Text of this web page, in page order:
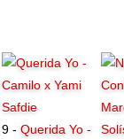
9 -Querida Yo -